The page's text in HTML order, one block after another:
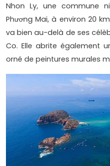
Nhon Ly, une commune
Phương Mai, à environ 20
va bien au-delà de ses
Co. Elle abrite également
orné de peintures murales